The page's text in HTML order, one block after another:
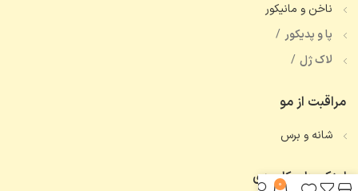
ناخن و مانیکور
پا و پدیکور
لاک ژل
مراقبت از مو
شانه و برس
لینک های کاربردی
0